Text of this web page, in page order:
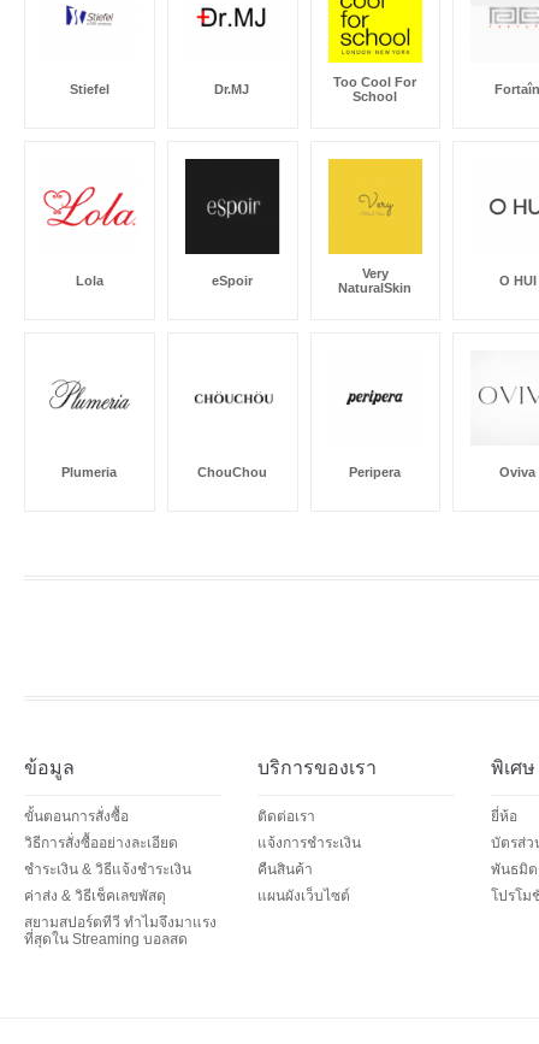
Stiefel Dr.MJ
Too Cool For
School
Lola eSpoir
Very
NaturalSkin
O HUI
Plumeria ChouChou Peripera Oviva
ข้อมูล
ขั้นตอนการสั่งซื้อ
วิธีการสั่งซื้ออย่างละเอียด
ชำระเงิน & วิธีแจ้งชำระเงิน
ค่าส่ง & วิธีเช็คเลขพัสดุ
สยามสปอร์ตทีวี ทำไมจึงมาแรง
ที่สุดใน Streaming บอลสด
บริการของเรา
ติดต่อเรา
แจ้งการชำระเงิน
คืนสินค้า
แผนผังเว็บไซต์
พิเศษ
ยี่ห้อ
บัตรส่ว
พันธมิต
โปรโม